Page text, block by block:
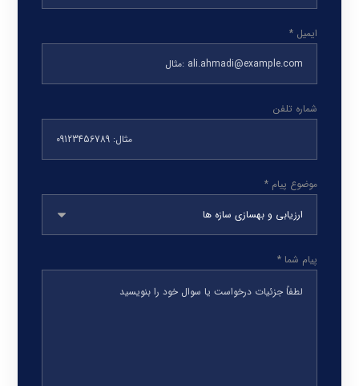
ایمیل *
شماره تلفن
موضوع پیام *
پیام شما *